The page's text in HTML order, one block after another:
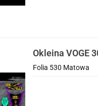
Okleina VOGE
Folia 530 Matowa